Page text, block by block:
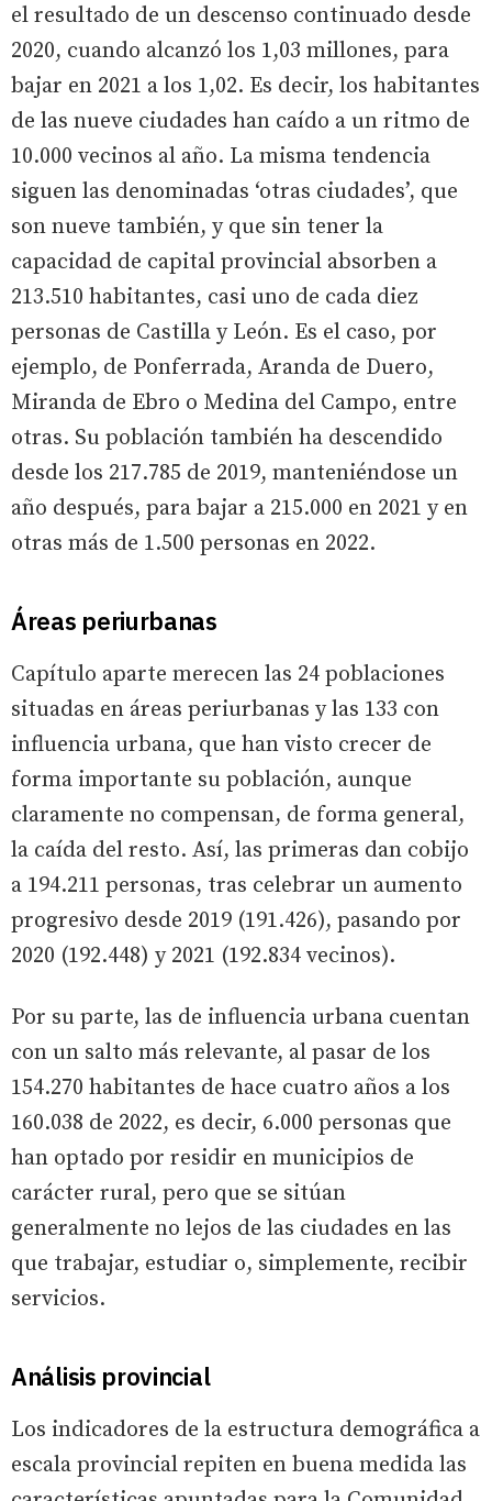
el resultado de un descenso continuado desde
2020, cuando alcanzó los 1,03 millones, para
bajar en 2021 a los 1,02. Es decir, los habitantes
de las nueve ciudades han caído a un ritmo de
10.000 vecinos al año. La misma tendencia
siguen las denominadas ‘otras ciudades’, que
son nueve también, y que sin tener la
capacidad de capital provincial absorben a
213.510 habitantes, casi uno de cada diez
personas de Castilla y León. Es el caso, por
ejemplo, de Ponferrada, Aranda de Duero,
Miranda de Ebro o Medina del Campo, entre
otras. Su población también ha descendido
desde los 217.785 de 2019, manteniéndose un
año después, para bajar a 215.000 en 2021 y en
otras más de 1.500 personas en 2022.
Áreas periurbanas
Capítulo aparte merecen las 24 poblaciones
situadas en áreas periurbanas y las 133 con
influencia urbana, que han visto crecer de
forma importante su población, aunque
claramente no compensan, de forma general,
la caída del resto. Así, las primeras dan cobijo
a 194.211 personas, tras celebrar un aumento
progresivo desde 2019 (191.426), pasando por
2020 (192.448) y 2021 (192.834 vecinos).
Por su parte, las de influencia urbana cuentan
con un salto más relevante, al pasar de los
154.270 habitantes de hace cuatro años a los
160.038 de 2022, es decir, 6.000 personas que
han optado por residir en municipios de
carácter rural, pero que se sitúan
generalmente no lejos de las ciudades en las
que trabajar, estudiar o, simplemente, recibir
servicios.
Análisis provincial
Los indicadores de la estructura demográfica a
escala provincial repiten en buena medida las